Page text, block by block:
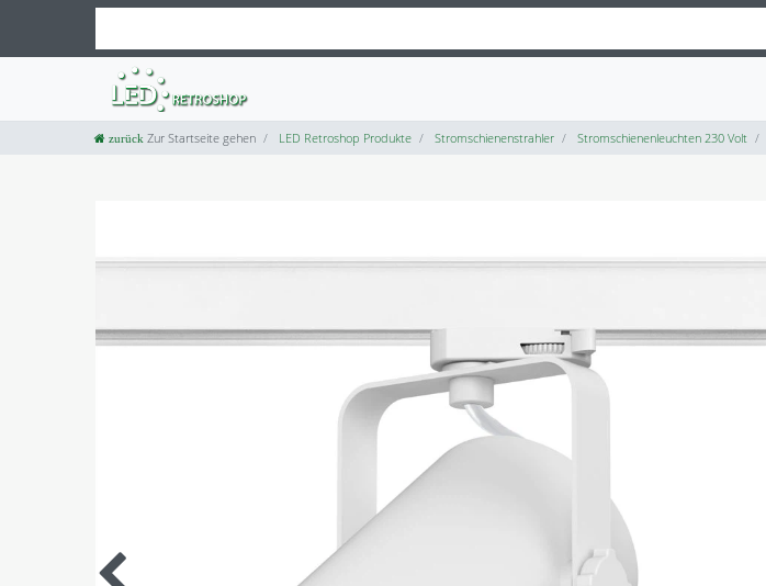
Zur Startseite gehen LED Retroshop Produkte Stromschienenstrahler Stromschienenleuchten 230 Volt